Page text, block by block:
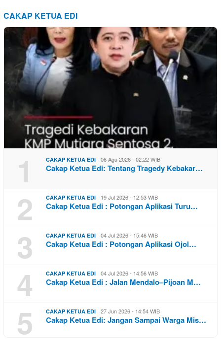
CAKAP KETUA EDI
1 CAKAP KETUA EDI 06 Agu 2026 - 02:22 WIB
Cakap Ketua Edi: Tentang Tragedy Kebakar…
2 CAKAP KETUA EDI 19 Jul 2026 - 12:53 WIB
Cakap Ketua Edi : Potongan Aplikasi Turu…
3 CAKAP KETUA EDI 04 Jul 2026 - 15:46 WIB
Cakap Ketua Edi : Potongan Aplikasi Ojol…
4 CAKAP KETUA EDI 04 Jul 2026 - 14:56 WIB
Cakap Ketua Edi : Jalan Mendalo–Pijoan M…
5 CAKAP KETUA EDI 27 Jun 2026 - 14:54 WIB
Cakap Ketua Edi: Jangan Sampai Warga Mis…